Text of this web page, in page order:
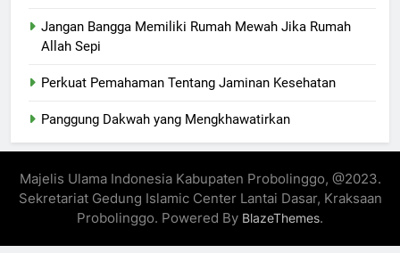
Jangan Bangga Memiliki Rumah Mewah Jika Rumah
Allah Sepi
Perkuat Pemahaman Tentang Jaminan Kesehatan
Panggung Dakwah yang Mengkhawatirkan
Majelis Ulama Indonesia Kabupaten Probolinggo, @2023.
Sekretariat Gedung Islamic Center Lantai Dasar, Kraksaan
Probolinggo. Powered By BlazeThemes.